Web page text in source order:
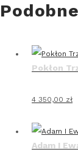
Pokłon
4 350,00 zł
Adam I